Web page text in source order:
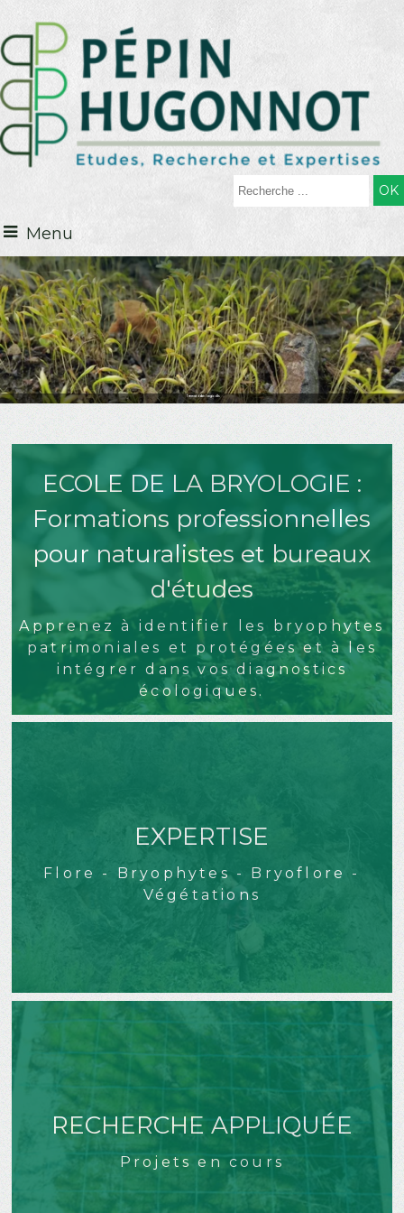
Menu
Trematodon longicollis
ECOLE DE LA BRYOLOGIE :
Formations professionnelles
pour naturalistes et bureaux
d'études
Apprenez à identifier les bryophytes
patrimoniales et protégées et à les
intégrer dans vos diagnostics
écologiques.
EXPERTISE
Flore - Bryophytes - Bryoflore -
Végétations
RECHERCHE APPLIQUÉE
Projets en cours